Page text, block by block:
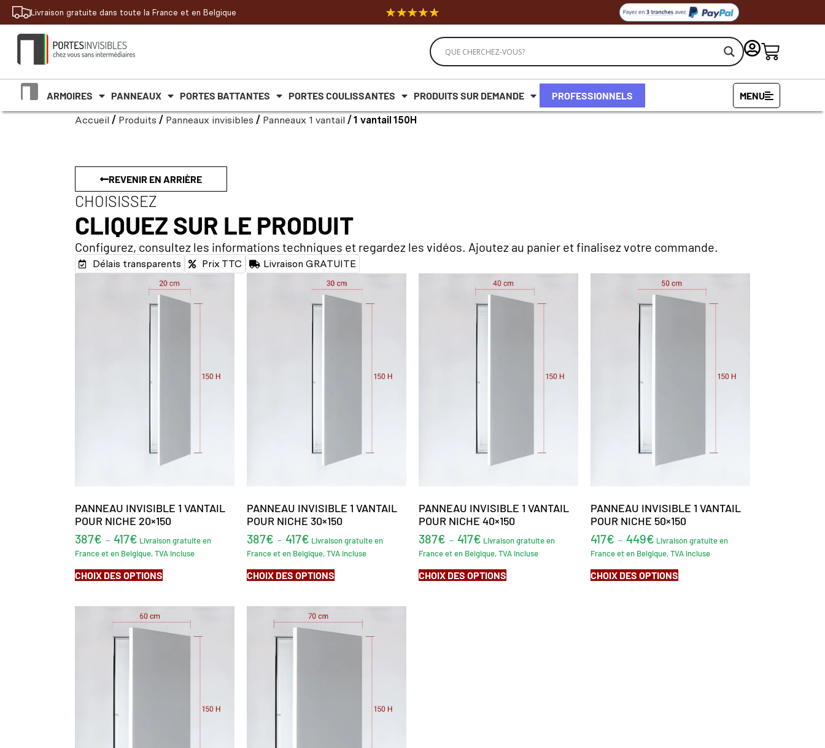
Livraison gratuite dans toute la France et en Belgique
ARMOIRES PANNEAUX PORTES BATTANTES PORTES COULISSANTES PRODUITS SUR DEMANDE PROFESSIONNELS MENU
Accueil / Produits / Panneaux invisibles / Panneaux 1 vantail / 1 vantail 150H
REVENIR EN ARRIÈRE
CHOISISSEZ
CLIQUEZ SUR LE PRODUIT
Configurez, consultez les informations techniques et regardez les vidéos. Ajoutez au panier et finalisez votre commande.
Délais transparents Prix TTC Livraison GRATUITE
PANNEAU INVISIBLE 1 VANTAIL
POUR NICHE 20×150
387€ – 417€ Livraison gratuite en
France et en Belgique, TVA incluse
CHOIX DES OPTIONS
PANNEAU INVISIBLE 1 VANTAIL
POUR NICHE 30×150
387€ – 417€ Livraison gratuite en
France et en Belgique, TVA incluse
CHOIX DES OPTIONS
PANNEAU INVISIBLE 1 VANTAIL
POUR NICHE 40×150
387€ – 417€ Livraison gratuite en
France et en Belgique, TVA incluse
CHOIX DES OPTIONS
PANNEAU INVISIBLE 1 VANTAIL
POUR NICHE 50×150
417€ – 449€ Livraison gratuite en
France et en Belgique, TVA incluse
CHOIX DES OPTIONS